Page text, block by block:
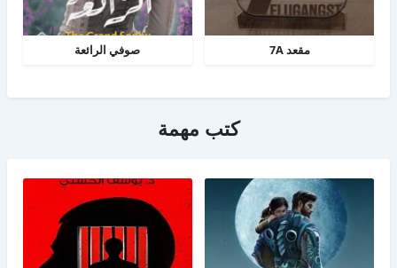
مقعد 7A صوفي الرائعة
كتب مهمة